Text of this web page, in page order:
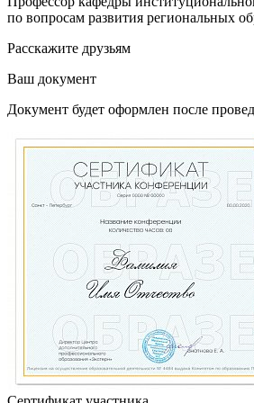
по вопросам развития региональных
Расскажите друзьям
Ваш документ
Документ будет оформлен после